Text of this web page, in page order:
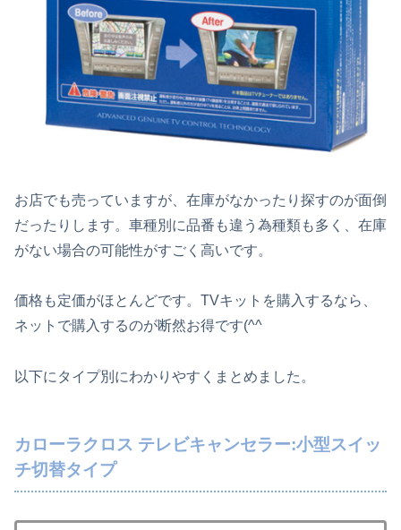
お店でも売っていますが、在庫がなかったり探すのが面倒
だったりします。車種別に品番も違う為種類も多く、在庫
がない場合の可能性がすごく高いです。
価格も定価がほとんどです。TVキットを購入するなら、
ネットで購入するのが断然お得です(^^
以下にタイプ別にわかりやすくまとめました。
カローラクロス テレビキャンセラー:小型スイッ
チ切替タイプ